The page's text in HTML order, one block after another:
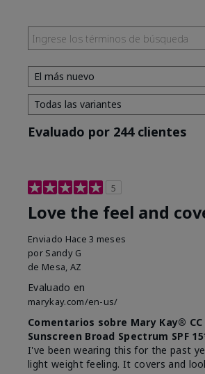
Evaluado por 244 clientes
5
Love the feel and
Enviado Hace 3 meses
por Sandy G
de Mesa, AZ
Evaluado en
marykay.com/en-us/
Comentarios sobre Mary Kay® CC
Sunscreen Broad Spectrum SPF
I've been wearing this for the past
light weight feeling. It covers and